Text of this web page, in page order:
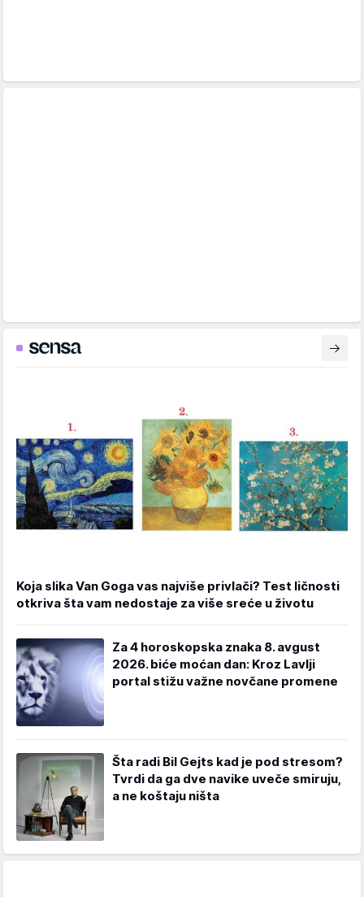
Koja slika Van Goga vas najviše privlači? Test ličnosti
otkriva šta vam nedostaje za više sreće u životu
Za 4 horoskopska znaka 8. avgust
2026. biće moćan dan: Kroz Lavlji
portal stižu važne novčane promene
Šta radi Bil Gejts kad je pod stresom?
Tvrdi da ga dve navike uveče smiruju,
a ne koštaju ništa